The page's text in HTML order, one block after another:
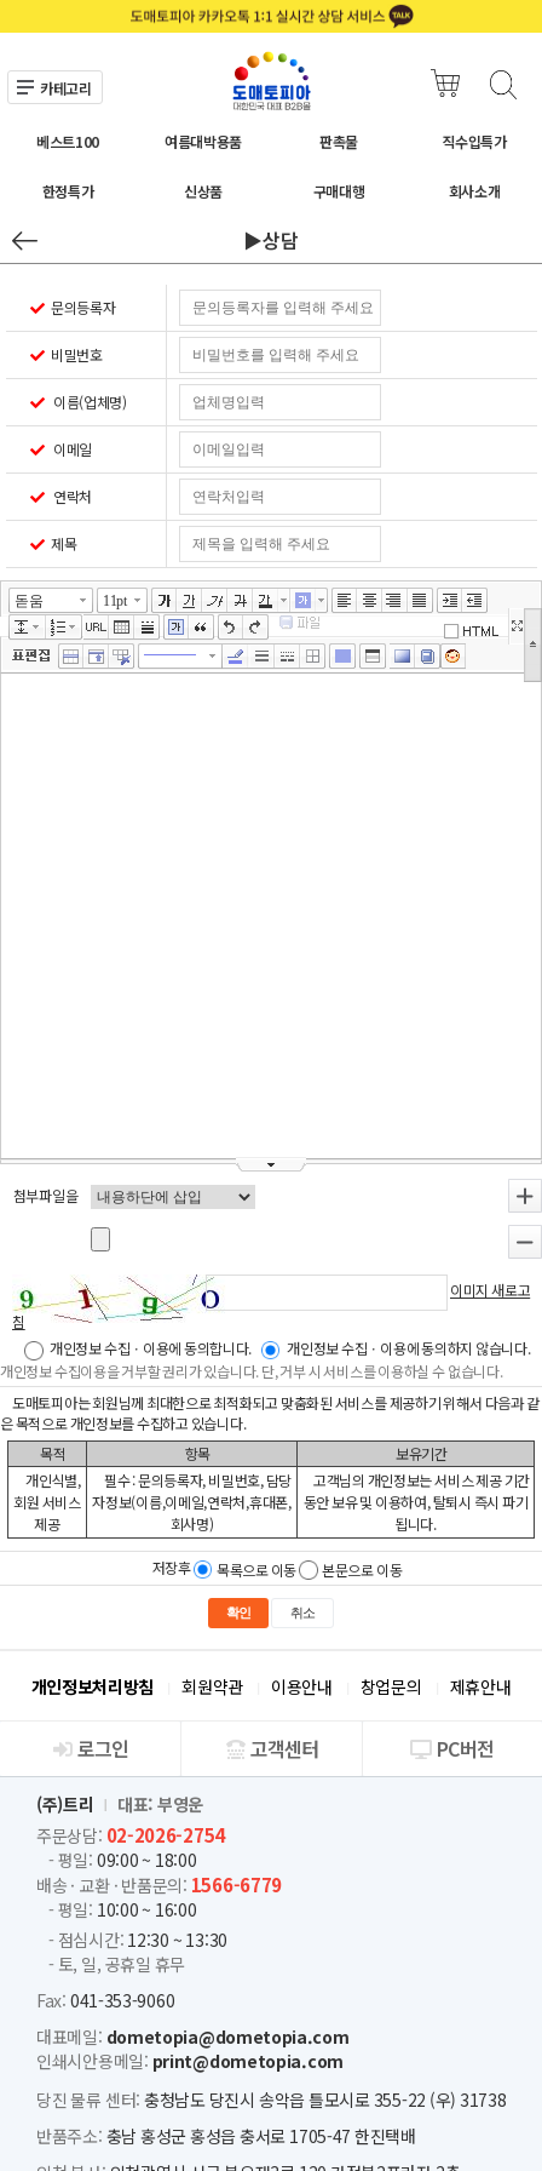
카테고리
베스트100 여름대박용품 판촉물 직수입특가
한정특가 신상품 구매대행 회사소개
▶상담
문의등록자
비밀번호
이름(업체명)
이메일
연락처
제목
돋움 11pt
첨부파일을
이미지 새로고
침
개인정보 수집ㆍ이용에 동의합니다.
개인정보 수집ㆍ이용에 동의하지 않습니다.
개인정보 수집이용을 거부할 권리가 있습니다. 단, 거부 시 서비스를 이용하실 수 없습니다.
도매토피아는 회원님께 최대한으로 최적화되고 맞춤화된 서비스를 제공하기 위해서 다음과 같
은 목적으로 개인정보를 수집하고 있습니다.
목적
항목
보유기간
개인식별,
회원 서비스
제공
필수 : 문의등록자, 비밀번호, 담당
자정보(이름,이메일,연락처,휴대폰,
회사명)
고객님의 개인정보는 서비스 제공 기간
동안 보유 및 이용하여, 탈퇴시 즉시 파기
됩니다.
저장후 목록으로 이동 본문으로 이동
확인 취소
개인정보처리방침 회원약관 이용안내 창업문의 제휴안내
회사소개
로그인 고객센터 PC버전
(주)트리
대표: 부영운
주문상담: 02-2026-2754
- 평일: 09:00 ~ 18:00
배송 · 교환 · 반품문의: 1566-6779
- 평일: 10:00 ~ 16:00
- 점심시간: 12:30 ~ 13:30
- 토, 일, 공휴일 휴무
Fax: 041-353-9060
대표메일: dometopia@dometopia.com
인쇄시안용메일: print@dometopia.com
당진 물류 센터: 충청남도 당진시 송악읍 틀모시로 355-22 (우) 31738
반품주소: 충남 홍성군 홍성읍 충서로 1705-47 한진택배